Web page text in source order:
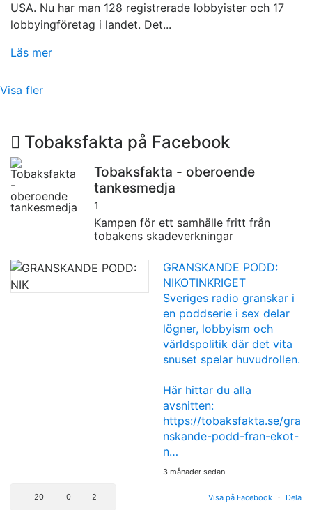
USA. Nu har man 128 registrerade lobbyister och 17
lobbyingföretag i landet. Det...
Läs mer
Visa fler
Tobaksfakta på Facebook
Tobaksfakta - oberoende
tankesmedja
1
Kampen för ett samhälle fritt från
tobakens skadeverkningar
GRANSKANDE PODD:
NIKOTINKRIGET
Sveriges radio granskar i
en poddserie i sex delar
lögner, lobbyism och
världspolitik där det vita
snuset spelar huvudrollen.
Här hittar du alla
avsnitten:
https://tobaksfakta.se/gra
nskande-podd-fran-ekot-
n…
3 månader sedan
Visa på Facebook · Dela
20 0 2